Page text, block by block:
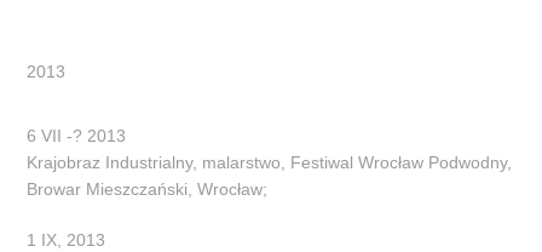
2013
6 VII -? 2013
Krajobraz Industrialny, malarstwo, Festiwal Wrocław Podwodny,
Browar Mieszczański, Wrocław;
1 IX, 2013